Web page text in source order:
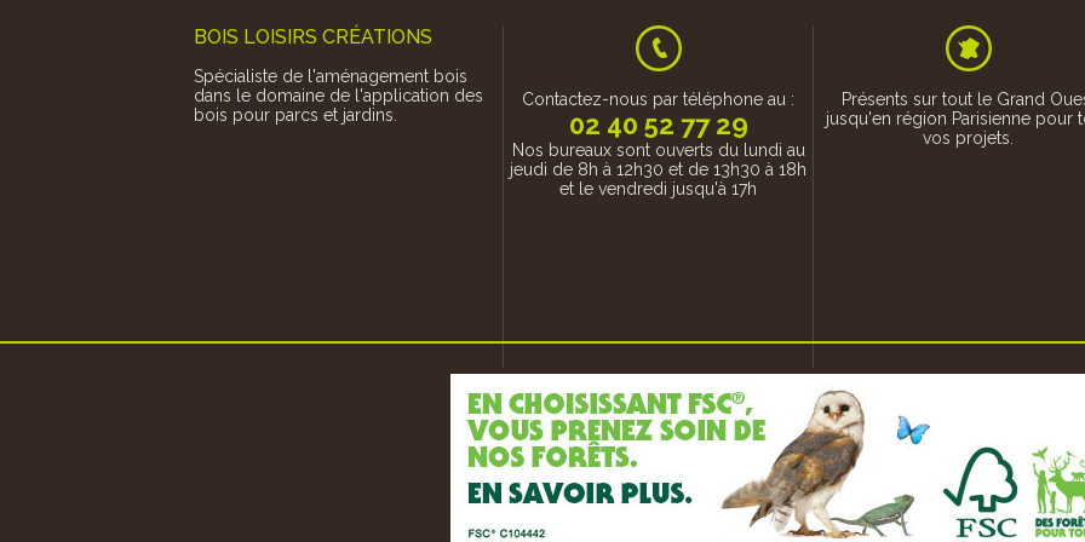
(Circuit Rustique d'Activités Physiques Aménagé)
Un parcours de santé ou parcours sportif est une...
Suivant les idées de nos clients, nous créons
mobilier urbain ou champêtre de style
et...
BOIS LOISIRS CRÉATIONS
Spécialiste de l'aménagement bois
dans le domaine de l'application des
bois pour parcs et jardins.
Contactez-nous par téléphone au :
02 40 52 77 29
Nos bureaux sont ouverts du lundi au
jeudi de 8h à 12h30 et de 13h30 à 18h
et le vendredi jusqu'à 17h
Présents sur tout le Grand
jusqu'en région Parisienne pour
vos projets.